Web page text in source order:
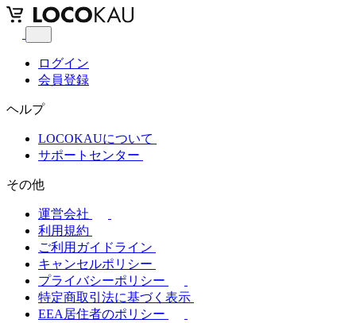
ログイン
会員登録
ヘルプ
LOCOKAUについて
サポートセンター
その他
運営会社
利用規約
ご利用ガイドライン
キャンセルポリシー
プライバシーポリシー
特定商取引法に基づく表示
EEA居住者のポリシー